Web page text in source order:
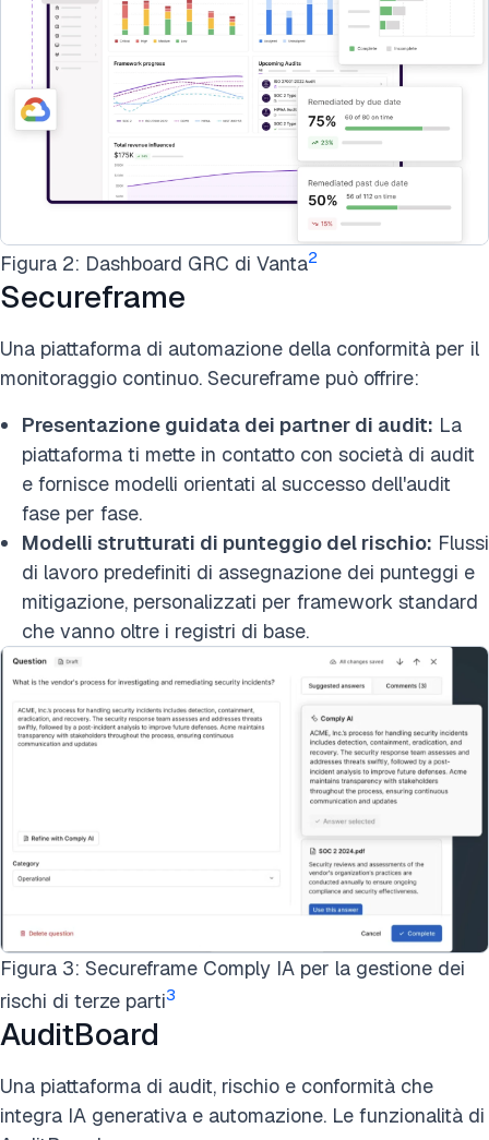
Figura 2: Dashboard GRC di Vanta2
Secureframe
Una piattaforma di automazione della conformità per il
monitoraggio continuo. Secureframe può offrire:
Presentazione guidata dei partner di audit: La
piattaforma ti mette in contatto con società di audit
e fornisce modelli orientati al successo dell'audit
fase per fase.
Modelli strutturati di punteggio del rischio: Flussi
di lavoro predefiniti di assegnazione dei punteggi e
mitigazione, personalizzati per framework standard
che vanno oltre i registri di base.
Figura 3: Secureframe Comply IA per la gestione dei
rischi di terze parti3
AuditBoard
Una piattaforma di audit, rischio e conformità che
integra IA generativa e automazione. Le funzionalità di